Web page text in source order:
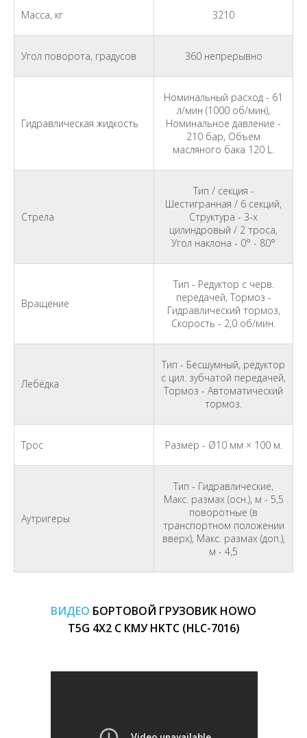
Масса, кг 3210
Угол поворота, градусов 360 непрерывно
Гидравлическая жидкость
Номинальный расход - 61
л/мин (1000 об/мин),
Номинальное давление -
210 бар, Объем
масляного бака 120 L.
Стрела
Тип / секция -
Шестигранная / 6 секций,
Структура - 3-х
цилиндровый / 2 троса,
Угол наклона - 0° - 80°
Вращение
Тип - Редуктор с черв.
передачей, Тормоз -
Гидравлический тормоз,
Скорость - 2,0 об/мин.
Лебёдка
Тип - Бесшумный, редуктор
с цил. зубчатой передачей,
Тормоз - Автоматический
тормоз.
Трос Размер - Ø10 мм × 100 м.
Аутригеры
Тип - Гидравлические,
Макс. размах (осн.), м - 5,5
поворотные (в
транспортном положении
вверх), Макс. размах (доп.),
м - 4,5
ВИДЕО БОРТОВОЙ ГРУЗОВИК HOWO
T5G 4X2 С КМУ HKTC (HLC-7016)